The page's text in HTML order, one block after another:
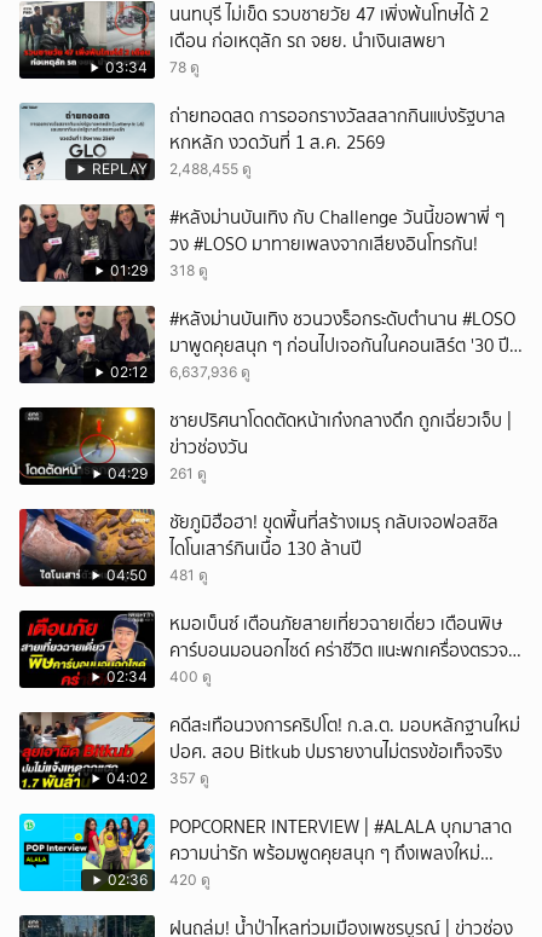
03:34
นนทบุรี ไม่เข็ด รวบชายวัย 47 เพิ่งพ้นโทษได้ 2
เดือน ก่อเหตุลัก รถ จยย. นำเงินเสพยา
78 ดู
REPLAY
ถ่ายทอดสด การออกรางวัลสลากกินแบ่งรัฐบาล
หกหลัก งวดวันที่ 1 ส.ค. 2569
2,488,455 ดู
01:29
#หลังม่านบันเทิง กับ Challenge วันนี้ขอพาพี่ ๆ
วง #LOSO มาทายเพลงจากเสียงอินโทรกัน!
318 ดู
02:12
#หลังม่านบันเทิง ชวนวงร็อกระดับตำนาน #LOSO
มาพูดคุยสนุก ๆ ก่อนไปเจอกันในคอนเสิร์ต '30 ปี
LOSO นานเท่าไรก็รอ'
6,637,936 ดู
04:29
ชายปริศนาโดดตัดหน้าเก๋งกลางดึก ถูกเฉี่ยวเจ็บ |
ข่าวช่องวัน
261 ดู
04:50
ชัยภูมิฮือฮา! ขุดพื้นที่สร้างเมรุ กลับเจอฟอสซิล
ไดโนเสาร์กินเนื้อ 130 ล้านปี
481 ดู
02:34
หมอเบ็นซ์ เตือนภัยสายเที่ยวฉายเดี่ยว เตือนพิษ
คาร์บอนมอนอกไซด์ คร่าชีวิต แนะพกเครื่องตรวจ
วัดติดตัว
400 ดู
04:02
คดีสะเทือนวงการคริปโต! ก.ล.ต. มอบหลักฐานใหม่
ปอศ. สอบ Bitkub ปมรายงานไม่ตรงข้อเท็จจริง
357 ดู
02:36
POPCORNER INTERVIEW | #ALALA บุกมาสาด
ความน่ารัก พร้อมพูดคุยสนุก ๆ ถึงเพลงใหม่
'ON&OFF'
420 ดู
ฝนถล่ม! น้ำป่าไหลท่วมเมืองเพชรบูรณ์ | ข่าวช่อง